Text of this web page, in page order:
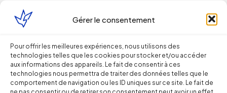
Gérer le consentement
Pour offrir les meilleures expériences, nous utilisons des
technologies telles que les cookies pour stocker et/ou accéder
aux informations des appareils. Le fait de consentir à ces
technologies nous permettra de traiter des données telles que le
comportement de navigation ou les ID uniques sur ce site. Le fait de
ne pas consentir ou de retirer son consentement peut avoir un effet
Droit du Travail
Licenciement verbal : dans quels cas
est-il reconnu par les juges ?
Thomas FROMENTIN